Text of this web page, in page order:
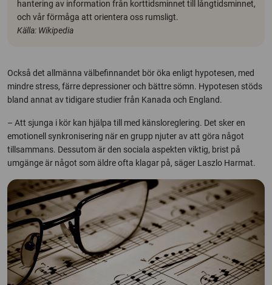
hantering av information från korttidsminnet till långtidsminnet,
och vår förmåga att orientera oss rumsligt.
Källa: Wikipedia
Också det allmänna välbefinnandet bör öka enligt hypotesen, med
mindre stress, färre depressioner och bättre sömn. Hypotesen stöds
bland annat av tidigare studier från Kanada och England.
– Att sjunga i kör kan hjälpa till med känsloreglering. Det sker en
emotionell synkronisering när en grupp njuter av att göra något
tillsammans. Dessutom är den sociala aspekten viktig, brist på
umgänge är något som äldre ofta klagar på, säger Laszlo Harmat.